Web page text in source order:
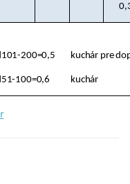
200=0,5 kuchár pre
100=0,6 kuchár